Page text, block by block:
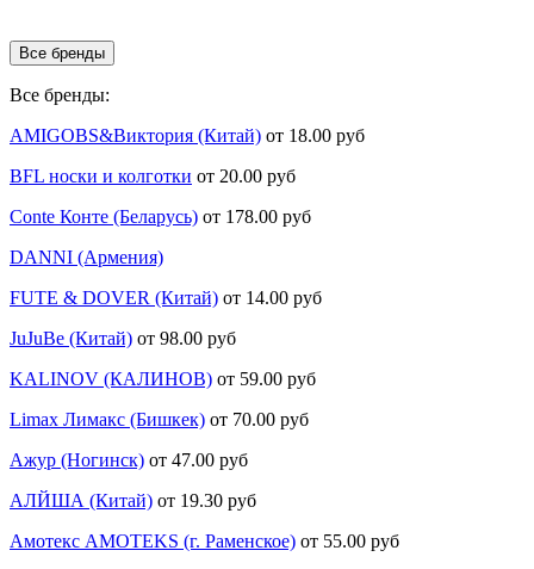
Все бренды
Все бренды:
AMIGOBS&Виктория (Китай) от 18.00 руб
BFL носки и колготки от 20.00 руб
Conte Конте (Беларусь) от 178.00 руб
DANNI (Армения)
FUTE & DOVER (Китай) от 14.00 руб
JuJuBe (Китай) от 98.00 руб
KALINOV (КАЛИНОВ) от 59.00 руб
Limax Лимакс (Бишкек) от 70.00 руб
Ажур (Ногинск) от 47.00 руб
АЛЙША (Китай) от 19.30 руб
Амотекс AMOTEKS (г. Раменское) от 55.00 руб